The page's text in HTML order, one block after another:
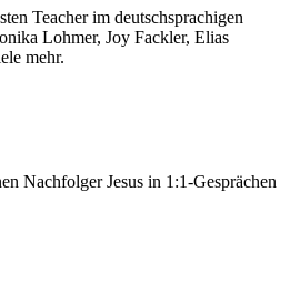
Teacher im deutschsprachigen
Lohmer, Joy Fackler, Elias
mehr.
Nachfolger Jesus in 1:1-Gesprächen